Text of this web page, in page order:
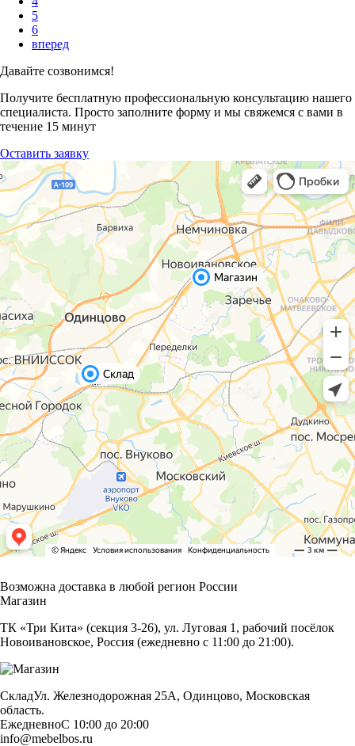
5
6
вперед
Давайте созвонимся!
Получите бесплатную профессиональную консультацию нашего
специалиста. Просто заполните форму и мы свяжемся с вами в
течение 15 минут
Оставить заявку
Возможна доставка в любой регион России
Магазин
ТК «Три Кита» (секция 3-26), ул. Луговая 1, рабочий посёлок
Новоивановское, Россия (ежедневно с 11:00 до 21:00).
СкладУл. Железнодорожная 25А, Одинцово, Московская
область.
ЕжедневноС 10:00 до 20:00
info@mebelbos.ru